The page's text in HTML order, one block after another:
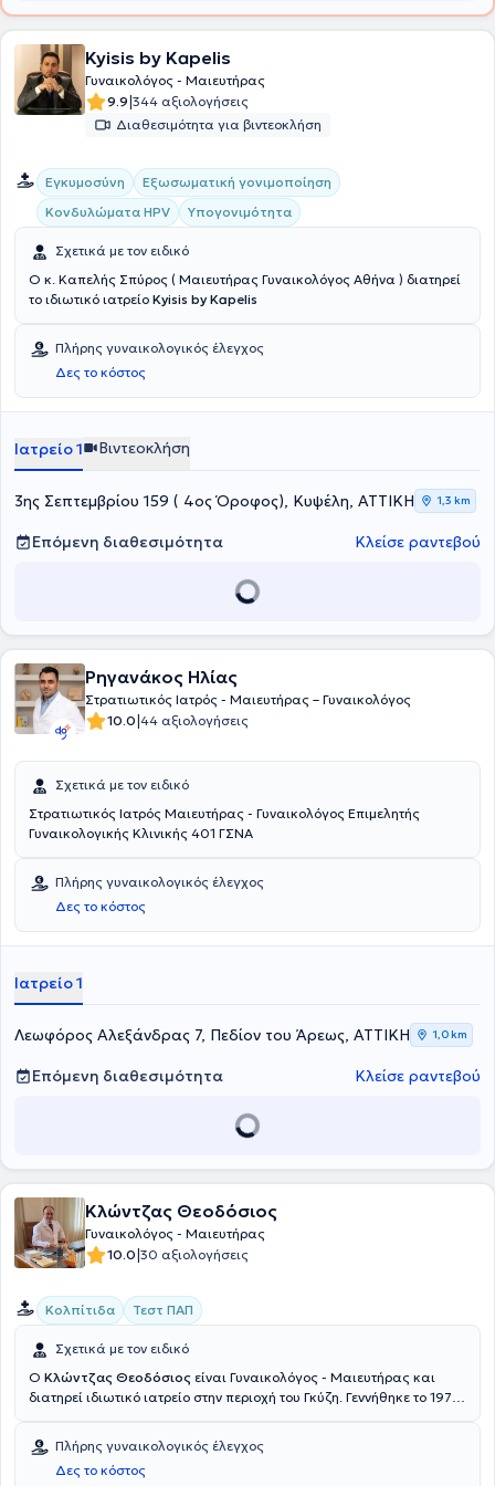
επιστημονικός συνεργάτης των Μαιευτηρίων ΙΑΣΩ, ΛΗΤΩ και ΓΑΙΑ.
όπως παρακολούθηση κύησης , αντιμετώπιση κονδυλωμάτων,
διακοπή κύησης (έκτρωση), κολποσκόπηση, υστεροσκόπηση,
λαπαροσκοπηση, υπέρηχος μήτρας - ωοθηκών, γυναικολογική
εξέταση, καυτηριασμός, laser και τεστ ΠΑΠ.
Kyisis by Kapelis
Γυναικολόγος - Μαιευτήρας
9.9|344 αξιολογήσεις
Διαθεσιμότητα για βιντεοκλήση
Εγκυμοσύνη
Εξωσωματική γονιμοποίηση
Κονδυλώματα HPV
Υπογονιμότητα
Σχετικά με τον ειδικό
Ο κ. Καπελής Σπύρος ( Μαιευτήρας Γυναικολόγος Αθήνα ) διατηρεί
το ιδιωτικό ιατρείο Kyisis by Kapelis
Πλήρης γυναικολογικός έλεγχος
Δες το κόστος
Ιατρείο 1 Βιντεοκλήση
3ης Σεπτεμβρίου 159 ( 4ος Όροφος), Κυψέλη, ΑΤΤΙΚΗ 1,3 km
Επόμενη διαθεσιμότητα Κλείσε ραντεβού
Ρηγανάκος Ηλίας
Στρατιωτικός Ιατρός - Μαιευτήρας – Γυναικολόγος
10.0|44 αξιολογήσεις
Σχετικά με τον ειδικό
Στρατιωτικός Ιατρός Μαιευτήρας - Γυναικολόγος Επιμελητής
Γυναικολογικής Κλινικής 401 ΓΣΝΑ
Πλήρης γυναικολογικός έλεγχος
Δες το κόστος
Ιατρείο 1
Λεωφόρος Αλεξάνδρας 7, Πεδίον του Άρεως, ΑΤΤΙΚΗ 1,0 km
Επόμενη διαθεσιμότητα Κλείσε ραντεβού
Κλώντζας Θεοδόσιος
Γυναικολόγος - Μαιευτήρας
10.0|30 αξιολογήσεις
Κολπίτιδα Τεστ ΠΑΠ
Σχετικά με τον ειδικό
Ο Κλώντζας Θεοδόσιος είναι Γυναικολόγος - Μαιευτήρας και
διατηρεί ιδιωτικό ιατρείο στην περιοχή του Γκύζη. Γεννήθηκε το 1976
με εξετάσεις στην ιατρική σχολή του Universitas Carolina Pragensis
το οποίο είναι ένα από τα αρχαιότερα (ιδρυθέν το 1348) και
αξιολογότερα πανεπιστήμια της Ευρώπης. Στις εξετάσεις αυτές
Πλήρης γυναικολογικός έλεγχος
Δες το κόστος